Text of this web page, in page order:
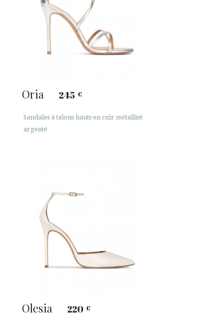
Oria 245 €
Sandales à talons hauts en cuir métallisé
argenté
Olesia 220 €